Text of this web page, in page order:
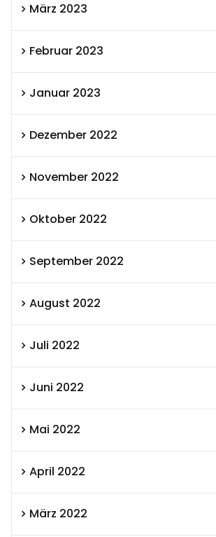
März 2023
Februar 2023
Januar 2023
Dezember 2022
November 2022
Oktober 2022
September 2022
August 2022
Juli 2022
Juni 2022
Mai 2022
April 2022
März 2022